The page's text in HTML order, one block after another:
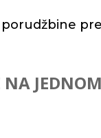
JEDNOM